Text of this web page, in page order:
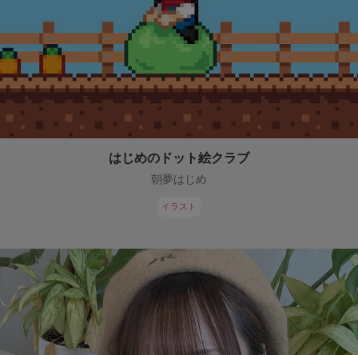
はじめのドット絵クラブ
朝夢はじめ
イラスト